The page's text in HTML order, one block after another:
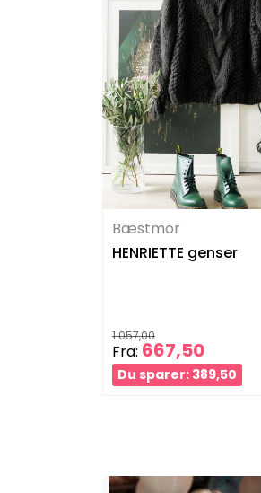
Bæstmor
HENRIETTE genser
1.057,00
Fra: 667,50
Du sparer: 389,50